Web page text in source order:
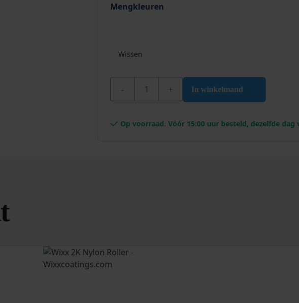
Mengkleuren
Wissen
Wixx PRO PU Corrosiewerende Roestwerende
In winkelmand
Op voorraad. Vóór 15:00 uur besteld, dezelfde dag